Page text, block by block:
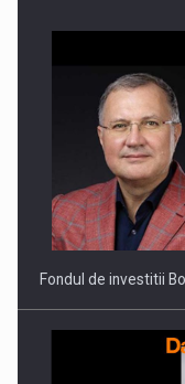
ROOTED IN
THE…
Fondul de investitii